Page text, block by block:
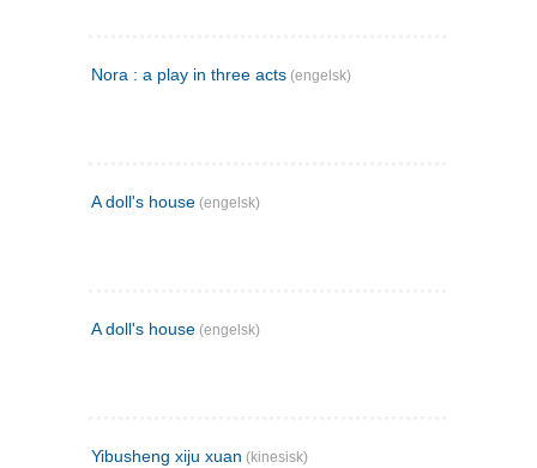
Nora : a play in three acts (engelsk)
A doll's house (engelsk)
A doll's house (engelsk)
Yibusheng xiju xuan (kinesisk)